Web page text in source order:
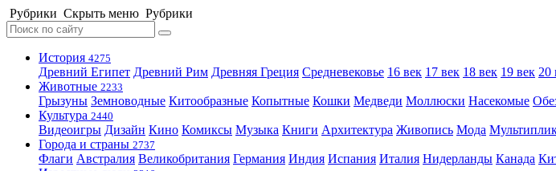
Рубрики Скрыть меню Рубрики
История 4275
Древний Египет Древний Рим Древняя Греция Средневековье 16 век 17 век 18 век 19 век 20
Животные 2233
Грызуны Земноводные Китообразные Копытные Кошки Медведи Моллюски Насекомые
Культура 2440
Видеоигры Дизайн Кино Комиксы Музыка Книги Архитектура Живопись Мода
Города и страны 2737
Флаги Австралия Великобритания Германия Индия Испания Италия Нидерланды Канада